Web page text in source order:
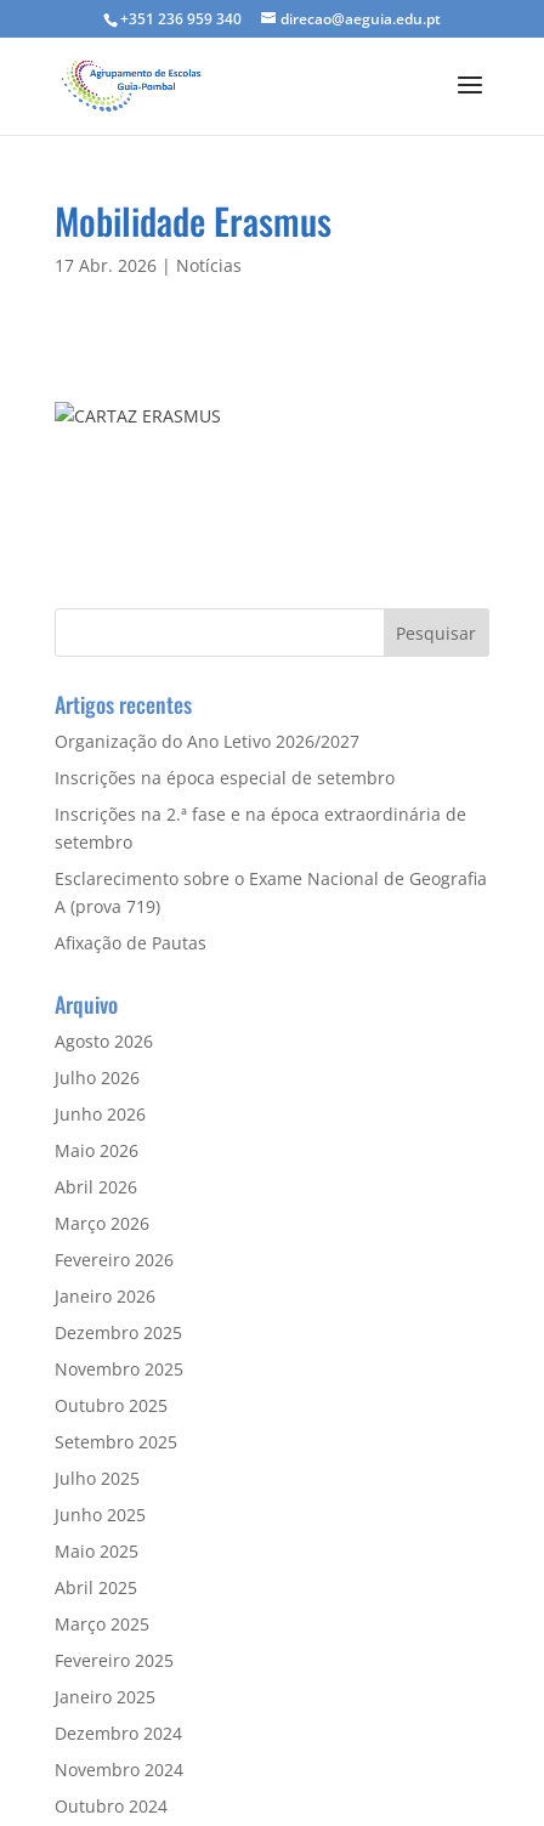
+351 236 959 340 direcao@aeguia.edu.pt
Mobilidade Erasmus
17 Abr. 2026| Notícias
Artigos recentes
Organização do Ano Letivo 2026/2027
Inscrições na época especial de setembro
Inscrições na 2.ª fase e na época extraordinária de
setembro
Esclarecimento sobre o Exame Nacional de Geografia
A (prova 719)
Afixação de Pautas
Arquivo
Agosto 2026
Julho 2026
Junho 2026
Maio 2026
Abril 2026
Março 2026
Fevereiro 2026
Janeiro 2026
Dezembro 2025
Novembro 2025
Outubro 2025
Setembro 2025
Julho 2025
Junho 2025
Maio 2025
Abril 2025
Março 2025
Fevereiro 2025
Janeiro 2025
Dezembro 2024
Novembro 2024
Outubro 2024